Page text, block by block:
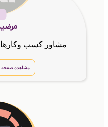
مشاور کسب
مشاهده صفحه